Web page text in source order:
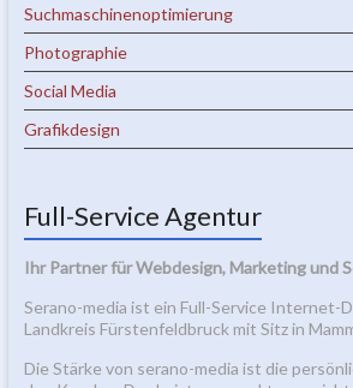
Suchmaschinenoptimierung
Photographie
Social Media
Grafikdesign
Full-Service Agentur
Ihr Partner für Webdesign, Marketing und
Serano-media ist ein Full-Service Internet-
Landkreis Fürstenfeldbruck mit Sitz in
Die Stärke von serano-media ist die